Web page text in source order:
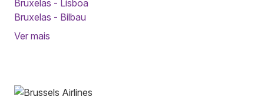
Bruxelas - Lisboa
Bruxelas - Bilbau
Ver mais